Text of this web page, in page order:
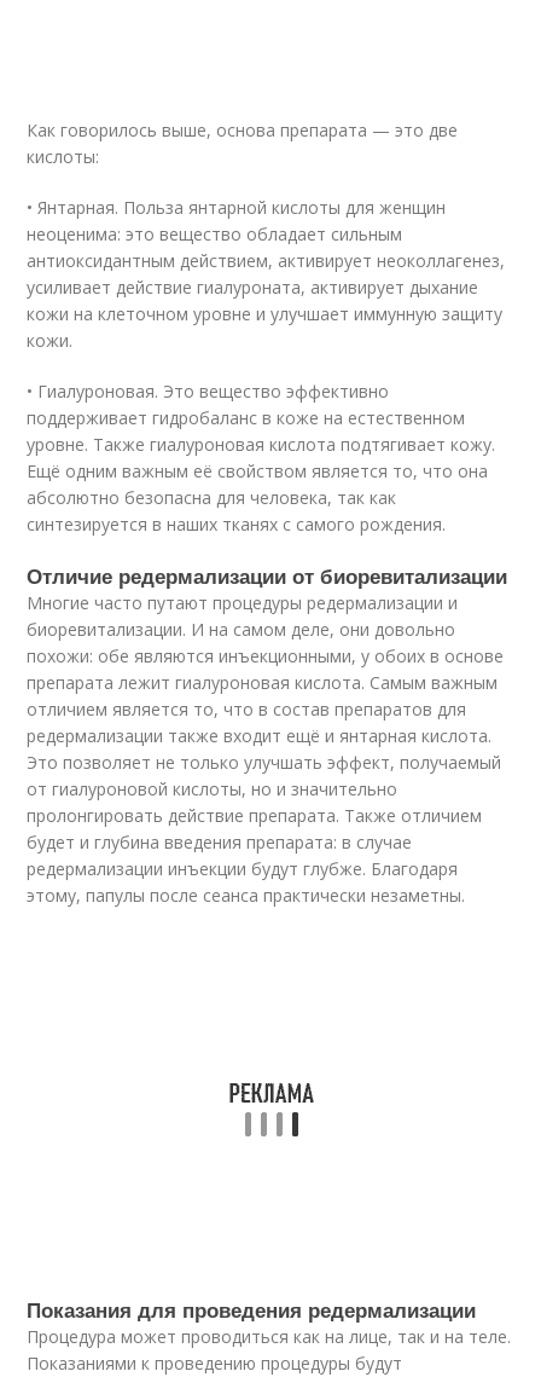
Как говорилось выше, основа препарата — это две
кислоты:
• Янтарная. Польза янтарной кислоты для женщин
неоценима: это вещество обладает сильным
антиоксидантным действием, активирует неоколлагенез,
усиливает действие гиалуроната, активирует дыхание
кожи на клеточном уровне и улучшает иммунную защиту
кожи.
• Гиалуроновая. Это вещество эффективно
поддерживает гидробаланс в коже на естественном
уровне. Также гиалуроновая кислота подтягивает кожу.
Ещё одним важным её свойством является то, что она
абсолютно безопасна для человека, так как
синтезируется в наших тканях с самого рождения.
Отличие редермализации от биоревитализации
Многие часто путают процедуры редермализации и
биоревитализации. И на самом деле, они довольно
похожи: обе являются инъекционными, у обоих в основе
препарата лежит гиалуроновая кислота. Самым важным
отличием является то, что в состав препаратов для
редермализации также входит ещё и янтарная кислота.
Это позволяет не только улучшать эффект, получаемый
от гиалуроновой кислоты, но и значительно
пролонгировать действие препарата. Также отличием
будет и глубина введения препарата: в случае
редермализации инъекции будут глубже. Благодаря
этому, папулы после сеанса практически незаметны.
Показания для проведения редермализации
Процедура может проводиться как на лице, так и на теле.
Показаниями к проведению процедуры будут